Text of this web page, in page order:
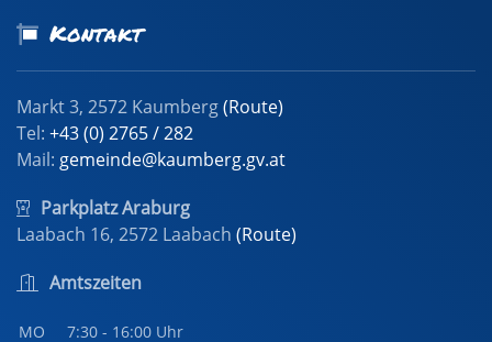
Kontakt
Markt 3, 2572 Kaumberg(Route)
Tel: +43 (0) 2765 / 282
Mail: gemeinde@kaumberg.gv.at
Parkplatz Araburg
Laabach 16, 2572 Laabach (Route)
Amtszeiten
MO 7:30 - 16:00 Uhr